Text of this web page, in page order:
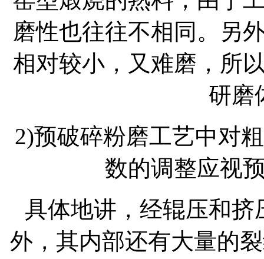
磨性也往往不相同。另
相对较小，又难磨，所
研磨
2)预破碎粉磨工艺中对
数的调整应视
具体地讲，经辊压和
外，其内部还有大量的